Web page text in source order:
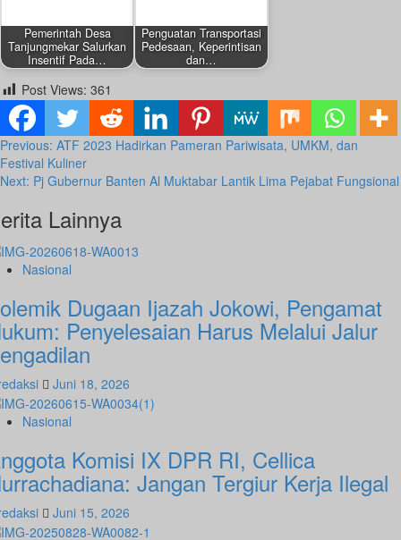
Juni 7, 2024
Pemerintah Desa
Tanjungmekar Salurkan
Insentif Pada…
Redaksi
April 30, 2025
Penguatan Transportasi
Pedesaan, Keperintisan
dan…
Post Views: 361
Post
navigation
Previous: ATF 2023 Hadirkan Pameran Pariwisata, UMKM, dan
Festival Kuliner
Next: Pj Gubernur Banten Al Muktabar Lantik Lima Pejabat Fungsional
Lainnya
Nasional
Dugaan Ijazah Jokowi, Pengamat
Penyelesaian Harus Melalui Jalur
Juni 18, 2026
Nasional
Komisi IX DPR RI, Cellica
Jangan Tergiur Kerja Ilegal
Juni 15, 2026